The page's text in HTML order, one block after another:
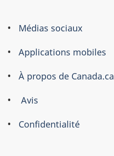
À
propos
ce
site
Médias sociaux
Applications mobiles
À propos de Canada.ca
Avis
Confidentialité